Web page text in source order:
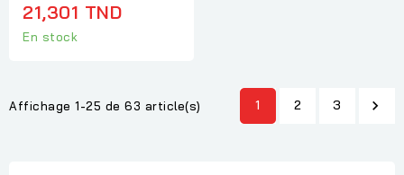
21,301 TND
En stock
Affichage 1-25 de 63 article(s) 1 2 3 